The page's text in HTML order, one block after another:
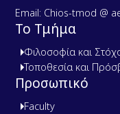
Email: Chios-tmod @
Το Τμήμα
Φιλοσοφία και
Τοποθεσία και
Προσωπικό
Faculty